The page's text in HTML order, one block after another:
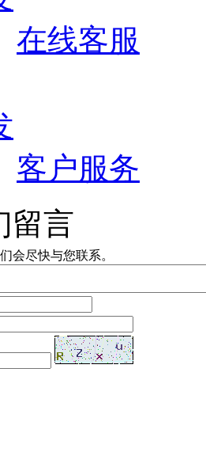
在线客服
客户服务
留言
会尽快与您联系。